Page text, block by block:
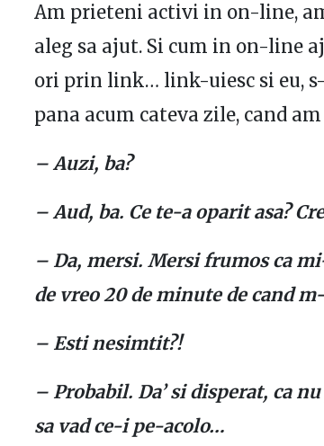
Am prieteni activi in on-line,
aleg sa ajut. Si cum in on-line
ori prin link… link-uiesc si eu,
pana acum cateva zile, cand
– Auzi, ba?
– Aud, ba. Ce te-a oparit asa?
– Da, mersi. Mersi frumos ca
de vreo 20 de minute de cand
– Esti nesimtit?!
– Probabil. Da’ si disperat, ca
sa vad ce-i pe-acolo…